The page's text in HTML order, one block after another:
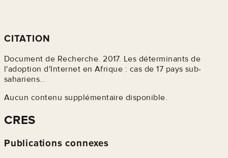
CITATION
Document de Recherche. 2017. Les déterminants de
l'adoption d'Internet en Afrique : cas de 17 pays sub-
sahariens..
Aucun contenu supplémentaire disponible.
CRES
Publications connexes